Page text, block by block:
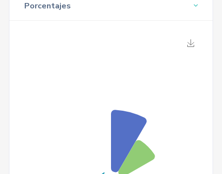
Porcentajes